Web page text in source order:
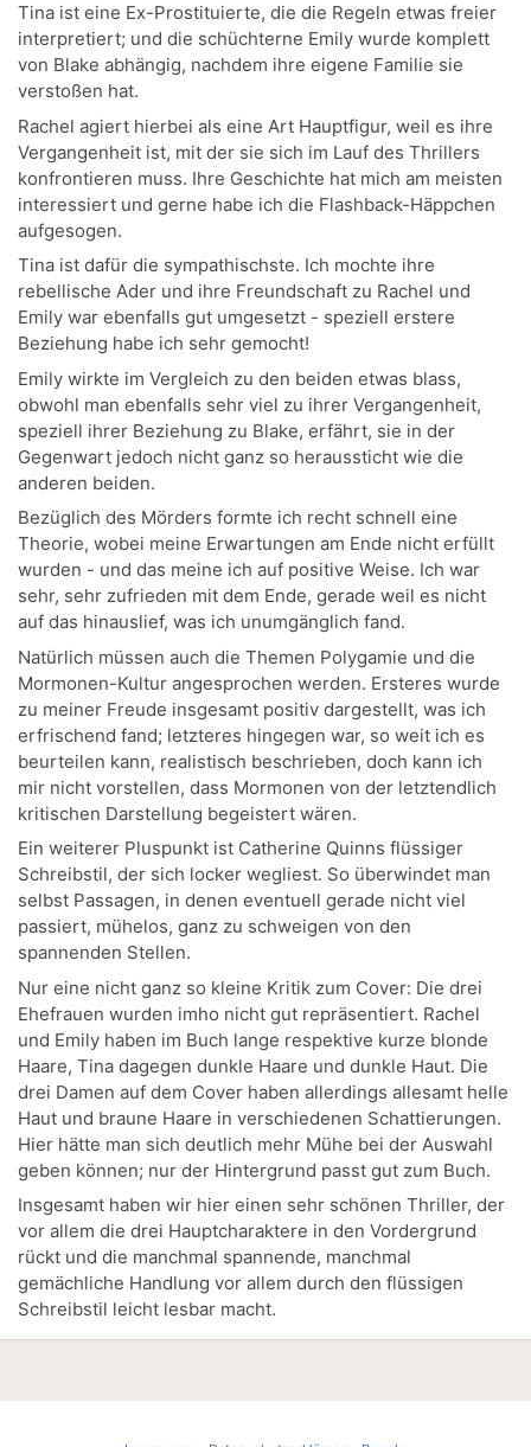
Tina ist eine Ex-Prostituierte, die die Regeln etwas freier
interpretiert; und die schüchterne Emily wurde komplett
von Blake abhängig, nachdem ihre eigene Familie sie
verstoßen hat.
Rachel agiert hierbei als eine Art Hauptfigur, weil es ihre
Vergangenheit ist, mit der sie sich im Lauf des Thrillers
konfrontieren muss. Ihre Geschichte hat mich am meisten
interessiert und gerne habe ich die Flashback-Häppchen
aufgesogen.
Tina ist dafür die sympathischste. Ich mochte ihre
rebellische Ader und ihre Freundschaft zu Rachel und
Emily war ebenfalls gut umgesetzt - speziell erstere
Beziehung habe ich sehr gemocht!
Emily wirkte im Vergleich zu den beiden etwas blass,
obwohl man ebenfalls sehr viel zu ihrer Vergangenheit,
speziell ihrer Beziehung zu Blake, erfährt, sie in der
Gegenwart jedoch nicht ganz so heraussticht wie die
anderen beiden.
Bezüglich des Mörders formte ich recht schnell eine
Theorie, wobei meine Erwartungen am Ende nicht erfüllt
wurden - und das meine ich auf positive Weise. Ich war
sehr, sehr zufrieden mit dem Ende, gerade weil es nicht
auf das hinauslief, was ich unumgänglich fand.
Natürlich müssen auch die Themen Polygamie und die
Mormonen-Kultur angesprochen werden. Ersteres wurde
zu meiner Freude insgesamt positiv dargestellt, was ich
erfrischend fand; letzteres hingegen war, so weit ich es
beurteilen kann, realistisch beschrieben, doch kann ich
mir nicht vorstellen, dass Mormonen von der letztendlich
kritischen Darstellung begeistert wären.
Ein weiterer Pluspunkt ist Catherine Quinns flüssiger
Schreibstil, der sich locker wegliest. So überwindet man
selbst Passagen, in denen eventuell gerade nicht viel
passiert, mühelos, ganz zu schweigen von den
spannenden Stellen.
Nur eine nicht ganz so kleine Kritik zum Cover: Die drei
Ehefrauen wurden imho nicht gut repräsentiert. Rachel
und Emily haben im Buch lange respektive kurze blonde
Haare, Tina dagegen dunkle Haare und dunkle Haut. Die
drei Damen auf dem Cover haben allerdings allesamt helle
Haut und braune Haare in verschiedenen Schattierungen.
Hier hätte man sich deutlich mehr Mühe bei der Auswahl
geben können; nur der Hintergrund passt gut zum Buch.
Insgesamt haben wir hier einen sehr schönen Thriller, der
vor allem die drei Hauptcharaktere in den Vordergrund
rückt und die manchmal spannende, manchmal
gemächliche Handlung vor allem durch den flüssigen
Schreibstil leicht lesbar macht.